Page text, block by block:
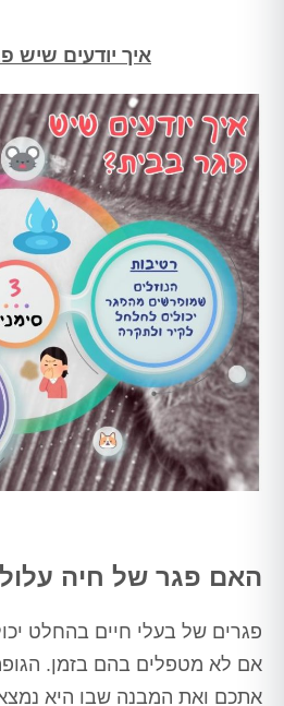
איך יודעים שיש
האם פגר של חיה עלול
פגרים של בעלי חיים בהחלט
אם לא מטפלים בהם בזמן.
אתכם ואת המבנה שבו היא